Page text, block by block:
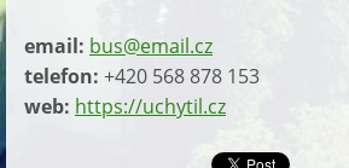
email: bus@email.cz
telefon: +420 568 878 153
web: https://uchytil.cz